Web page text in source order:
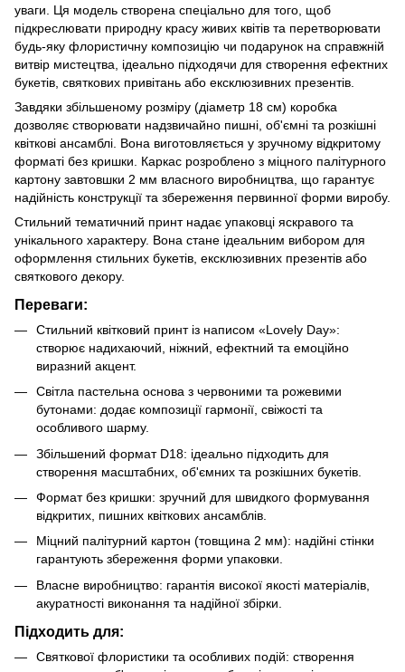
уваги. Ця модель створена спеціально для того, щоб
підкреслювати природну красу живих квітів та перетворювати
будь-яку флористичну композицію чи подарунок на справжній
витвір мистецтва, ідеально підходячи для створення ефектних
букетів, святкових привітань або ексклюзивних презентів.
Завдяки збільшеному розміру (діаметр 18 см) коробка
дозволяє створювати надзвичайно пишні, об'ємні та розкішні
квіткові ансамблі. Вона виготовляється у зручному відкритому
форматі без кришки. Каркас розроблено з міцного палітурного
картону завтовшки 2 мм власного виробництва, що гарантує
надійність конструкції та збереження первинної форми виробу.
Стильний тематичний принт надає упаковці яскравого та
унікального характеру. Вона стане ідеальним вибором для
оформлення стильних букетів, ексклюзивних презентів або
святкового декору.
Переваги:
Стильний квітковий принт із написом «Lovely Day»:
створює надихаючий, ніжний, ефектний та емоційно
виразний акцент.
Світла пастельна основа з червоними та рожевими
бутонами: додає композиції гармонії, свіжості та
особливого шарму.
Збільшений формат D18: ідеально підходить для
створення масштабних, об'ємних та розкішних букетів.
Формат без кришки: зручний для швидкого формування
відкритих, пишних квіткових ансамблів.
Міцний палітурний картон (товщина 2 мм): надійні стінки
гарантують збереження форми упаковки.
Власне виробництво: гарантія високої якості матеріалів,
акуратності виконання та надійної збірки.
Підходить для:
Святкової флористики та особливих подій: створення